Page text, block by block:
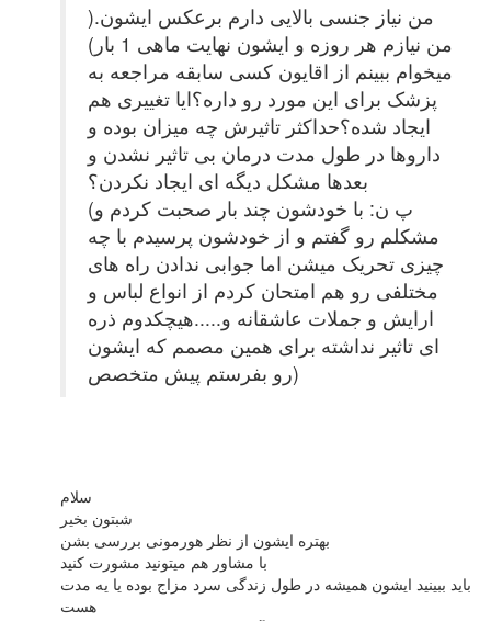
من نیاز جنسی بالایی دارم برعکس ایشون.(
من نیازم هر روزه و ایشون نهایت ماهی 1 بار)
میخوام ببینم از اقایون کسی سابقه مراجعه به
پزشک برای این مورد رو داره؟ایا تغییری هم
ایجاد شده؟حداکثر تاثیرش چه میزان بوده و
داروها در طول مدت درمان بی تاثیر نشدن و
بعدها مشکل دیگه ای ایجاد نکردن؟
(پ ن: با خودشون چند بار صحبت کردم و
مشکلم رو گفتم و از خودشون پرسیدم با چه
چیزی تحریک میشن اما جوابی ندادن راه های
مختلفی رو هم امتحان کردم از انواع لباس و
ارایش و جملات عاشقانه و.....هیچکدوم ذره
ای تاثیر نداشته برای همین مصمم که ایشون
رو بفرستم پیش متخصص)
سلام
شبتون بخیر
بهتره ایشون از نظر هورمونی بررسی بشن
با مشاور هم میتونید مشورت کنید
باید ببینید ایشون همیشه در طول زندگی سرد مزاج بوده یا یه مدت
هست